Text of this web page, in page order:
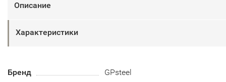
Описание
Характеристики
Бренд
GPsteel